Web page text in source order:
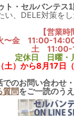
ト・セルバンテス
、DELE対策を
【営業時
〜金 11:00-
土 11:00-
定休日 日曜・
）から8月17日（
のお問い合わせ
質問をご一読のうえ